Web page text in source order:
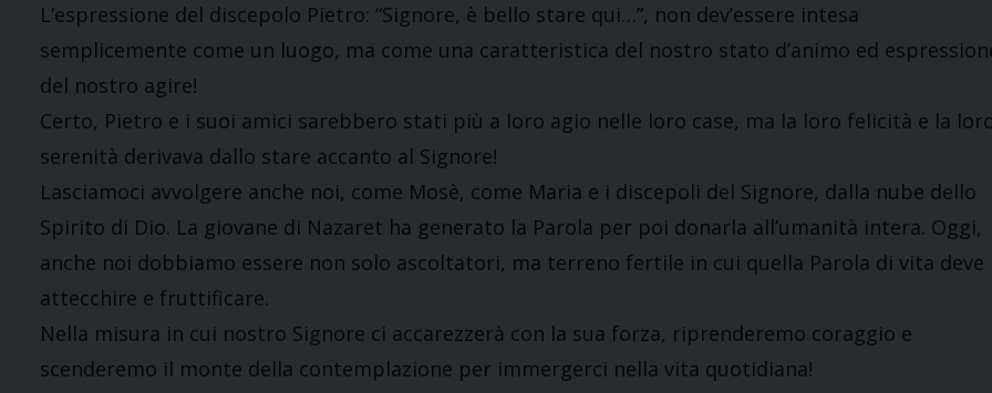
L’espressione del discepolo Pietro: “Signore, è bello stare qui…”, non dev’essere intesa
semplicemente come un luogo, ma come una caratteristica del nostro stato d’animo ed
del nostro agire!
Certo, Pietro e i suoi amici sarebbero stati più a loro agio nelle loro case, ma la loro felicità e la
serenità derivava dallo stare accanto al Signore!
Lasciamoci avvolgere anche noi, come Mosè, come Maria e i discepoli del Signore, dalla nube dello
Spirito di Dio. La giovane di Nazaret ha generato la Parola per poi donarla all’umanità intera. Oggi,
anche noi dobbiamo essere non solo ascoltatori, ma terreno fertile in cui quella Parola di vita deve
attecchire e fruttificare.
Nella misura in cui nostro Signore ci accarezzerà con la sua forza, riprenderemo coraggio e
scenderemo il monte della contemplazione per immergerci nella vita quotidiana!